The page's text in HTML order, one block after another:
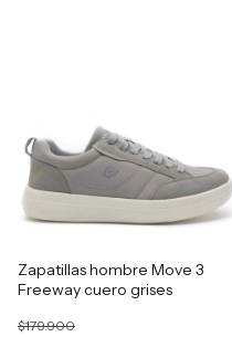
Zapatillas hombre Move 3
Freeway cuero grises
$179.900